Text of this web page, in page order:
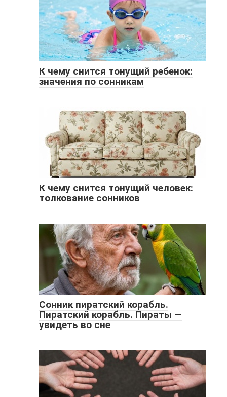
К чему снится тонущий ребенок:
значения по сонникам
К чему снится тонущий человек:
толкование сонников
Сонник пиратский корабль.
Пиратский корабль. Пираты —
увидеть во сне